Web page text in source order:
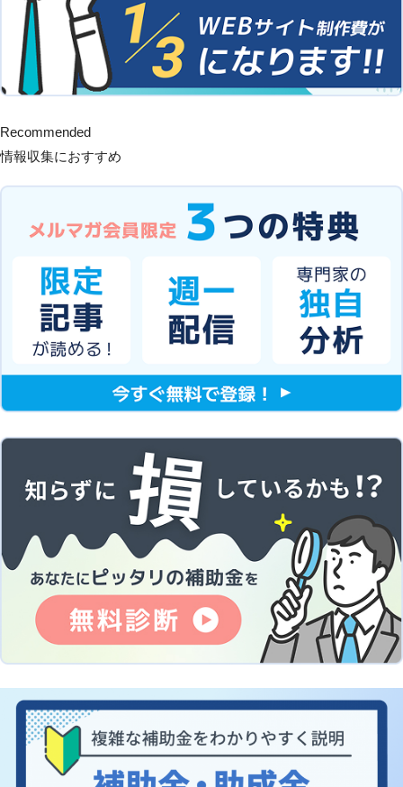
Recommended
情報収集におすすめ